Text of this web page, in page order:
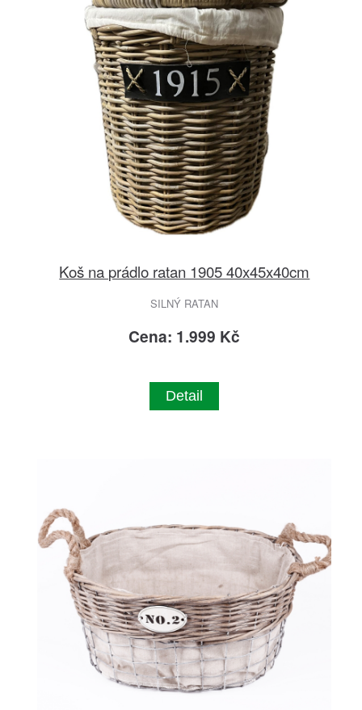
Koš na prádlo ratan 1905 40x45x40cm
SILNÝ RATAN
Cena: 1.999 Kč
Detail